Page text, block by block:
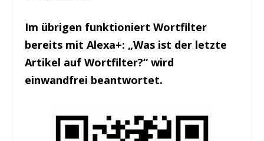
Im übrigen funktioniert Wortfilter
bereits mit Alexa+: „Was ist der letzte
Artikel auf Wortfilter?“ wird
einwandfrei beantwortet.